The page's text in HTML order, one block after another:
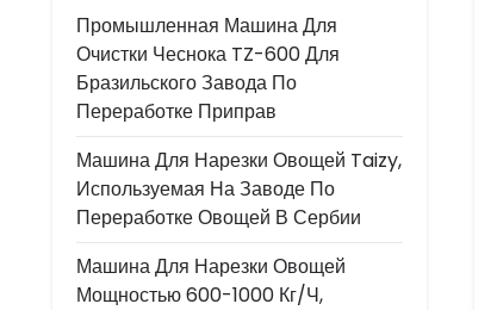
Промышленная Машина Для
Очистки Чеснока TZ-600 Для
Бразильского Завода По
Переработке Приправ
Машина Для Нарезки Овощей Taizy,
Используемая На Заводе По
Переработке Овощей В Сербии
Машина Для Нарезки Овощей
Мощностью 600-1000 Кг/ч,